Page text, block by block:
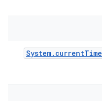
System. currentTime